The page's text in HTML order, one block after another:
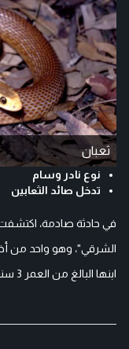
ثعبان
نوع نادر وسام
تدخل صائد الثعابين
في حادثة صادمة، اكتشفت
الشرقي"، وهو واحد من
ابنها البالغ من العمر 3 سنوات.